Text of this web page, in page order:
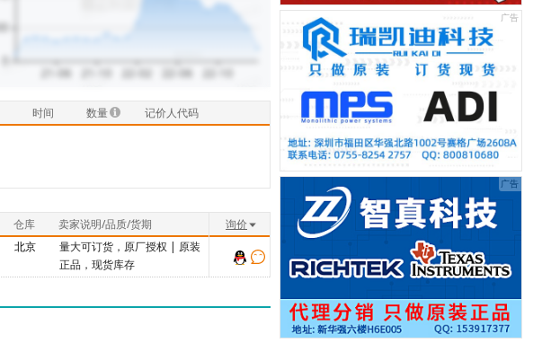
时间 数量 记价人代码
仓库 卖家说明/品质/货期
询价
北京 量大可订货，原厂授权 | 原装
正品，现货库存